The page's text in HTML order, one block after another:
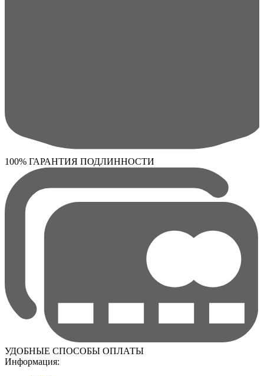
100% ГАРАНТИЯ ПОДЛИННОСТИ
УДОБНЫЕ СПОСОБЫ ОПЛАТЫ
Информация: